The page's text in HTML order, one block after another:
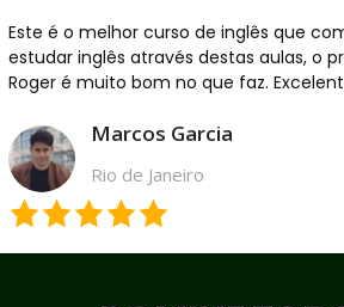
Este é o melhor curso de inglês que
estudar inglês através destas aulas, o
Roger é muito bom no que faz.
Marcos Garcia
Rio de Janeiro